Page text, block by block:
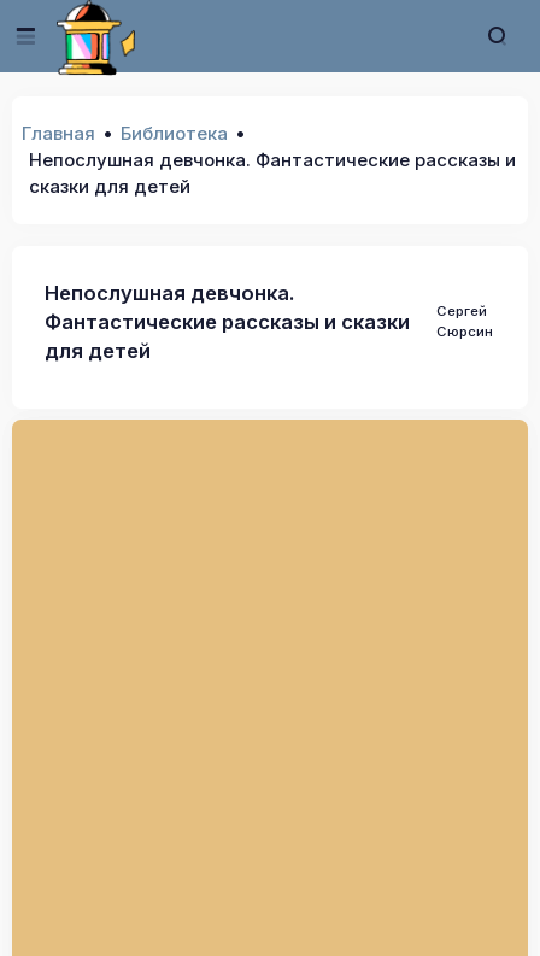
Главная
Библиотека
Непослушная девчонка. Фантастические рассказы и
сказки для детей
Непослушная девчонка.
Фантастические рассказы и сказки
для детей
Сергей
Сюрсин